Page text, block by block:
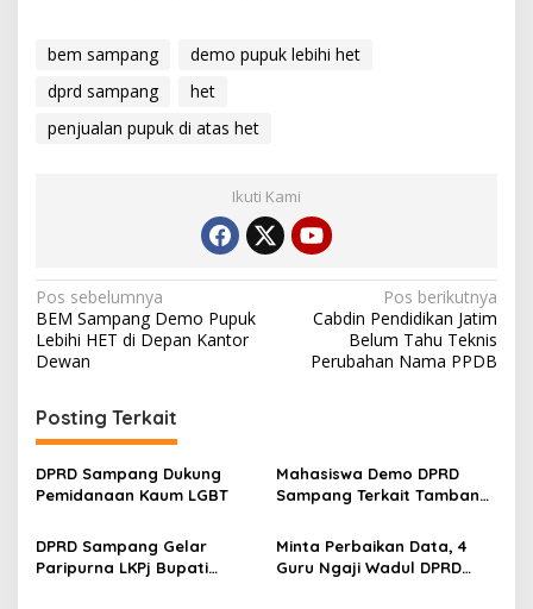
bem sampang
demo pupuk lebihi het
dprd sampang
het
penjualan pupuk di atas het
Ikuti Kami
Navigasi
pos
Pos sebelumnya
BEM Sampang Demo Pupuk
Lebihi HET di Depan Kantor
Dewan
Pos berikutnya
Cabdin Pendidikan Jatim
Belum Tahu Teknis
Perubahan Nama PPDB
Posting Terkait
DPRD Sampang Dukung
Pemidanaan Kaum LGBT
Mahasiswa Demo DPRD
Sampang Terkait Tambang
DPRD Sampang Gelar
Paripurna LKPj Bupati
Minta Perbaikan Data, 4
Guru Ngaji Wadul DPRD